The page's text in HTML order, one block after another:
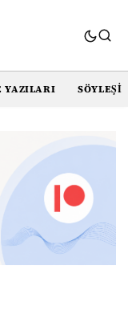
YAZILARI SÖYLEŞI